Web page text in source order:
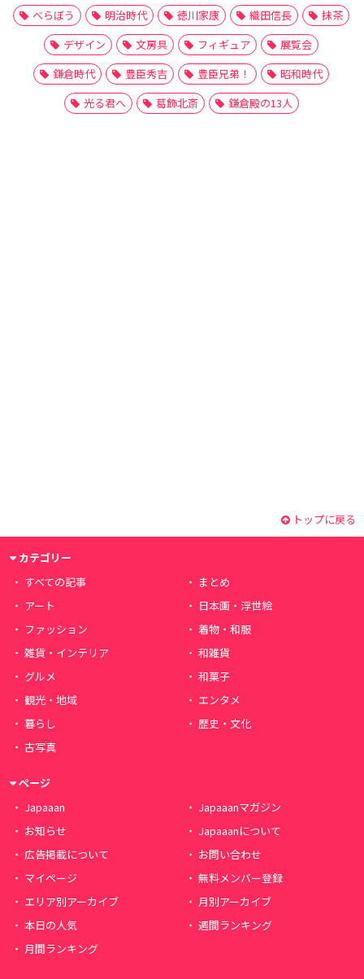
べらぼう
明治時代 徳川家康 織田信長
抹茶
デザイン
文房具 フィギュア
展覧会
鎌倉時代
豊臣秀吉 豊臣兄弟！
昭和時代
光る君へ
葛飾北斎 鎌倉殿の13人
トップに戻る
カテゴリー
すべての記事
まとめ
アート
日本画・浮世絵
ファッション
着物・和服
雑貨・インテリア
和雑貨
グルメ
和菓子
観光・地域
エンタメ
暮らし
歴史・文化
古写真
ページ
Japaaan
Japaaanマガジン
お知らせ
Japaaanについて
広告掲載について
お問い合わせ
マイページ
無料メンバー登録
エリア別アーカイブ
月別アーカイブ
本日の人気
週間ランキング
月間ランキング